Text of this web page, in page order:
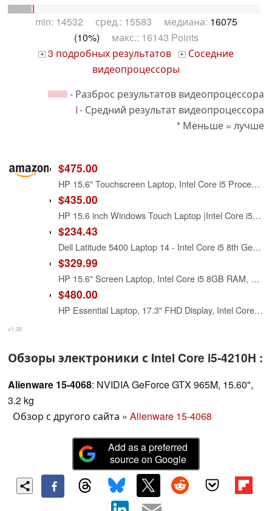
min: 14532 сред.: 15583 медиана: 16075
(10%) макс.: 16143 Points
+ 3 подробных результатов + Соседние
видеопроцессоры
- Разброс результатов видеопроцессора
- Средний результат видеопроцессора
* Меньше = лучше
$475.00
HP 15.6" Touchscreen Laptop, Intel Core i5 Processor, 16GB RAM, 512GB SSD, Numeric Keypad, Bluetooth, Wi-Fi, Long Battery Life, Windows 11 Home, Alpacatec Accessories, Silver
$435.00
HP 15.6 inch Windows Touch Laptop |Intel Core i5-1334U| Intel Iris Xe Graphics |Webcam |Bluetooth|Silver| 8GB RAM | 512GB SSD |Windows 11 Home |Bundle with Stylus Pen
$234.43
Dell Latitude 5400 Laptop 14 - Intel Core i5 8th Gen - i5-8265U - Quad Core 3.9Ghz - 256GB SSD - 16GB RAM - 1366x768 HD - Windows 11 Pro (Renewed)
$329.99
HP 15.6" Screen Laptop, Intel Core i5 8GB RAM, Natural Silver
$480.00
HP Essential Laptop, 17.3" FHD Display, Intel Core i5-1334U, 16GB RAM, 512GB PCIe M.2 SSD, Wi-Fi 6, Webcam, Backlit Keyboard, Windows 11 Home, Silver
v1.35
Обзоры электроники с Intel Core i5-4210H :
Alienware 15-4068: NVIDIA GeForce GTX 965M, 15.60",
3.2 kg
Обзор с другого сайта » Alienware 15-4068
Add as a preferred
source on Google